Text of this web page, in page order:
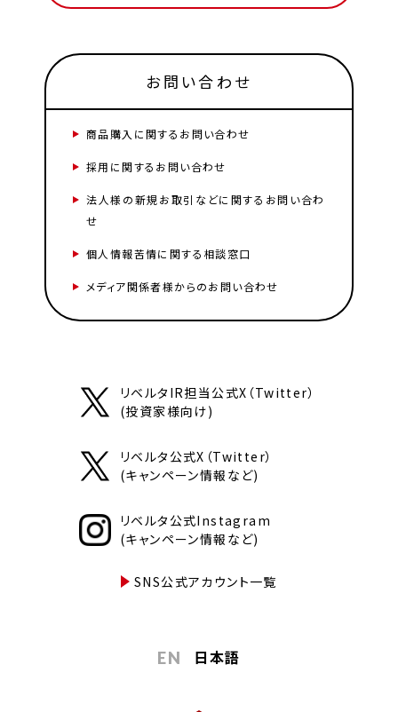
お問い合わせ
商品購入に関するお問い合わせ
採用に関するお問い合わせ
法人様の新規お取引などに関するお問い合わ
せ
個人情報苦情に関する相談窓口
メディア関係者様からのお問い合わせ
リベルタIR担当公式X（Twitter）
(投資家様向け)
リベルタ公式X（Twitter）
(キャンペーン情報など)
リベルタ公式Instagram
(キャンペーン情報など)
SNS公式アカウント一覧
EN 日本語